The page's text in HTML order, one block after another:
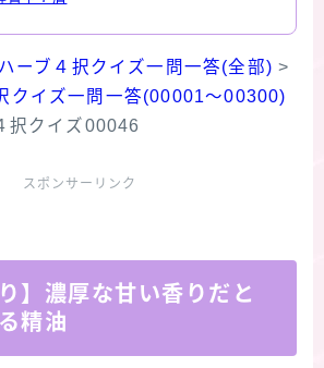
ーブ４択クイズ一問一答(全部) >
クイズ一問一答(00001～00300)
択クイズ00046
スポンサーリンク
】濃厚な甘い香りだと
精油